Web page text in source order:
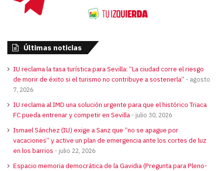
Últimas noticias
IU reclama la tasa turística para Sevilla: “La ciudad corre el riesgo
de morir de éxito si el turismo no contribuye a sostenerla”
agosto
7, 2026
IU reclama al IMD una solución urgente para que el histórico Triaca
FC pueda entrenar y competir en Sevilla
julio 30, 2026
Ismael Sánchez (IU) exige a Sanz que “no se apague por
vacaciones” y active un plan de emergencia ante los cortes de luz
en los barrios
julio 22, 2026
Espacio memoria democrática de la Gavidia (Pregunta para Pleno-